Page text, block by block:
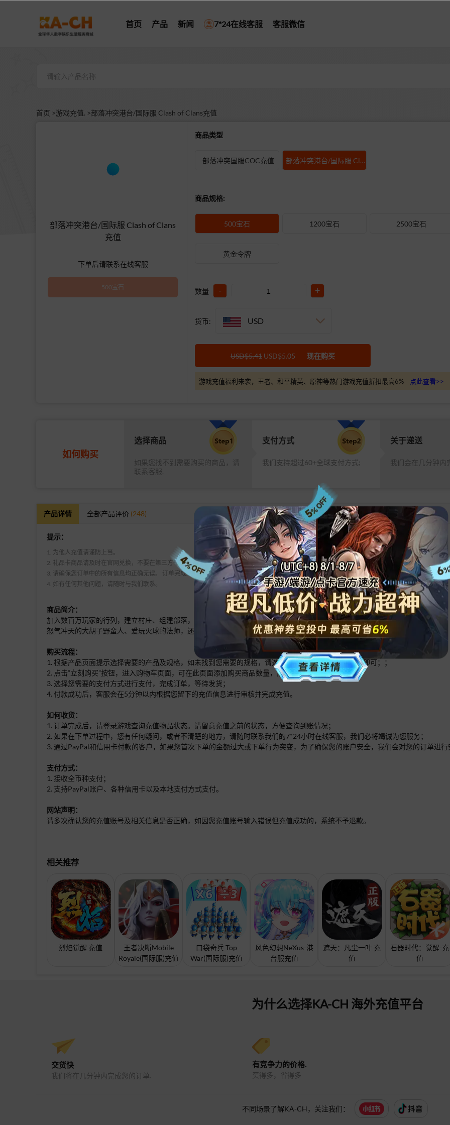
首页 产品 新闻 7*24在线客服 客服微信
首页 >游戏充值. >部落冲突港台/国际服 Clash of Clans充值
部落冲突港台/国际服 Clash of Clans
充值
下单后请联系在线客服
500宝石
商品类型
部落冲突国服COC充值 部落冲突港台/国际服 Clash of Clans充值
商品规格:
500宝石 1200宝石 2500宝石
黄金令牌
数量 - +
货币: USD
USD$5.41 USD$5.05 现在购买
游戏充值福利来袭，王者、和平精英、原神等热门游戏充值折扣最高6% 点此查看>>
如何购买
选择商品
如果您找不到需要购买的商品，请
联系客服.
支付方式
我们支持超过60+全球支付方式;
关于递送
我们会在几分钟内
产品详情 全部产品评价 (248)
提示：
1. 为他人充值请谨防上当。
2. 礼品卡商品请及时在官网兑换，不要在第三方平台兑换。
3. 请确保您订单中的所有信息均正确无误。 订单完成后，KA-CH 不接受任何退款请求。
4. 如有任何其他问题，请随时与我们联系。
商品简介：
加入数百万玩家的行列，建立村庄、组建部落，参加史诗般的部落对战！
怒气冲天的大胡子野蛮人、爱玩火球的法师，还有其他个性突出的兵种待您招入麾下。进入Clash世界！
购买流程：
1. 根据产品页面提示选择需要的产品及规格，如未找到您需要的规格，请选择合适的规格分别多次下单即可；；
2. 点击“立刻购买”按钮，进入购物车页面，可在此页面添加购买商品数量，然后在填写账号信息；
3. 选择您需要的支付方式进行支付，完成订单，等待发货；
4. 付款成功后，客服会在5分钟以内根据您留下的充值信息进行审核并完成充值。
如何收货：
1. 订单完成后，请登录游戏查询充值物品状态。请留意充值之前的状态，方便查询到账情况；
2. 如果在下单过程中，您有任何疑问，或者不清楚的地方，请随时联系我们的7*24小时在线客服，我们必将竭诚为您服务；
3. 通过PayPal和信用卡付款的客户，如果您首次下单的金额过大或下单行为突变，为了确保您的账户安全，我们会对您的订单进
支付方式：
1. 接收全币种支付；
2. 支持PayPal账户、各种信用卡以及本地支付方式支付。
网站声明：
请多次确认您的充值账号及相关信息是否正确，如因您充值账号输入错误但充值成功的，系统不予退款。
相关推荐
烈焰觉醒 充值
王者决断Mobile
Royale(国际服)充值
口袋奇兵 Top
War(国际服)充值
风色幻想NeXus-港
台服充值
遮天：凡尘一叶 充
值
石器时代：觉醒-充
值
为什么选择KA-CH 海外充值平台
交货快
我们将在几分钟内完成您的订单.
有竞争力的价格.
买得多，省得多
不同场景了解KA-CH，关注我们：